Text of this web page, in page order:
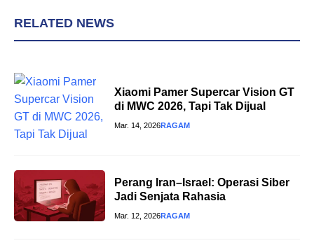
RELATED NEWS
Xiaomi Pamer Supercar Vision GT
di MWC 2026, Tapi Tak Dijual
Mar. 14, 2026RAGAM
Perang Iran–Israel: Operasi Siber
Jadi Senjata Rahasia
Mar. 12, 2026RAGAM